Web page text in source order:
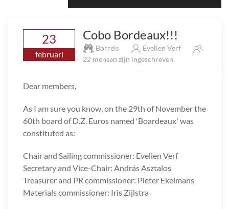
23
februari
Cobo Bordeaux!!!
Borrels
Evelien Verf
22 mensen zijn ingeschreven
Dear members,
As I am sure you know, on the 29th of November the
60th board of D.Z. Euros named 'Boardeaux' was
constituted as:
Chair and Sailing commissioner: Evelien Verf
Secretary and Vice-Chair: András Asztalos
Treasurer and PR commissioner: Pieter Ekelmans
Materials commissioner: Iris Zijlstra